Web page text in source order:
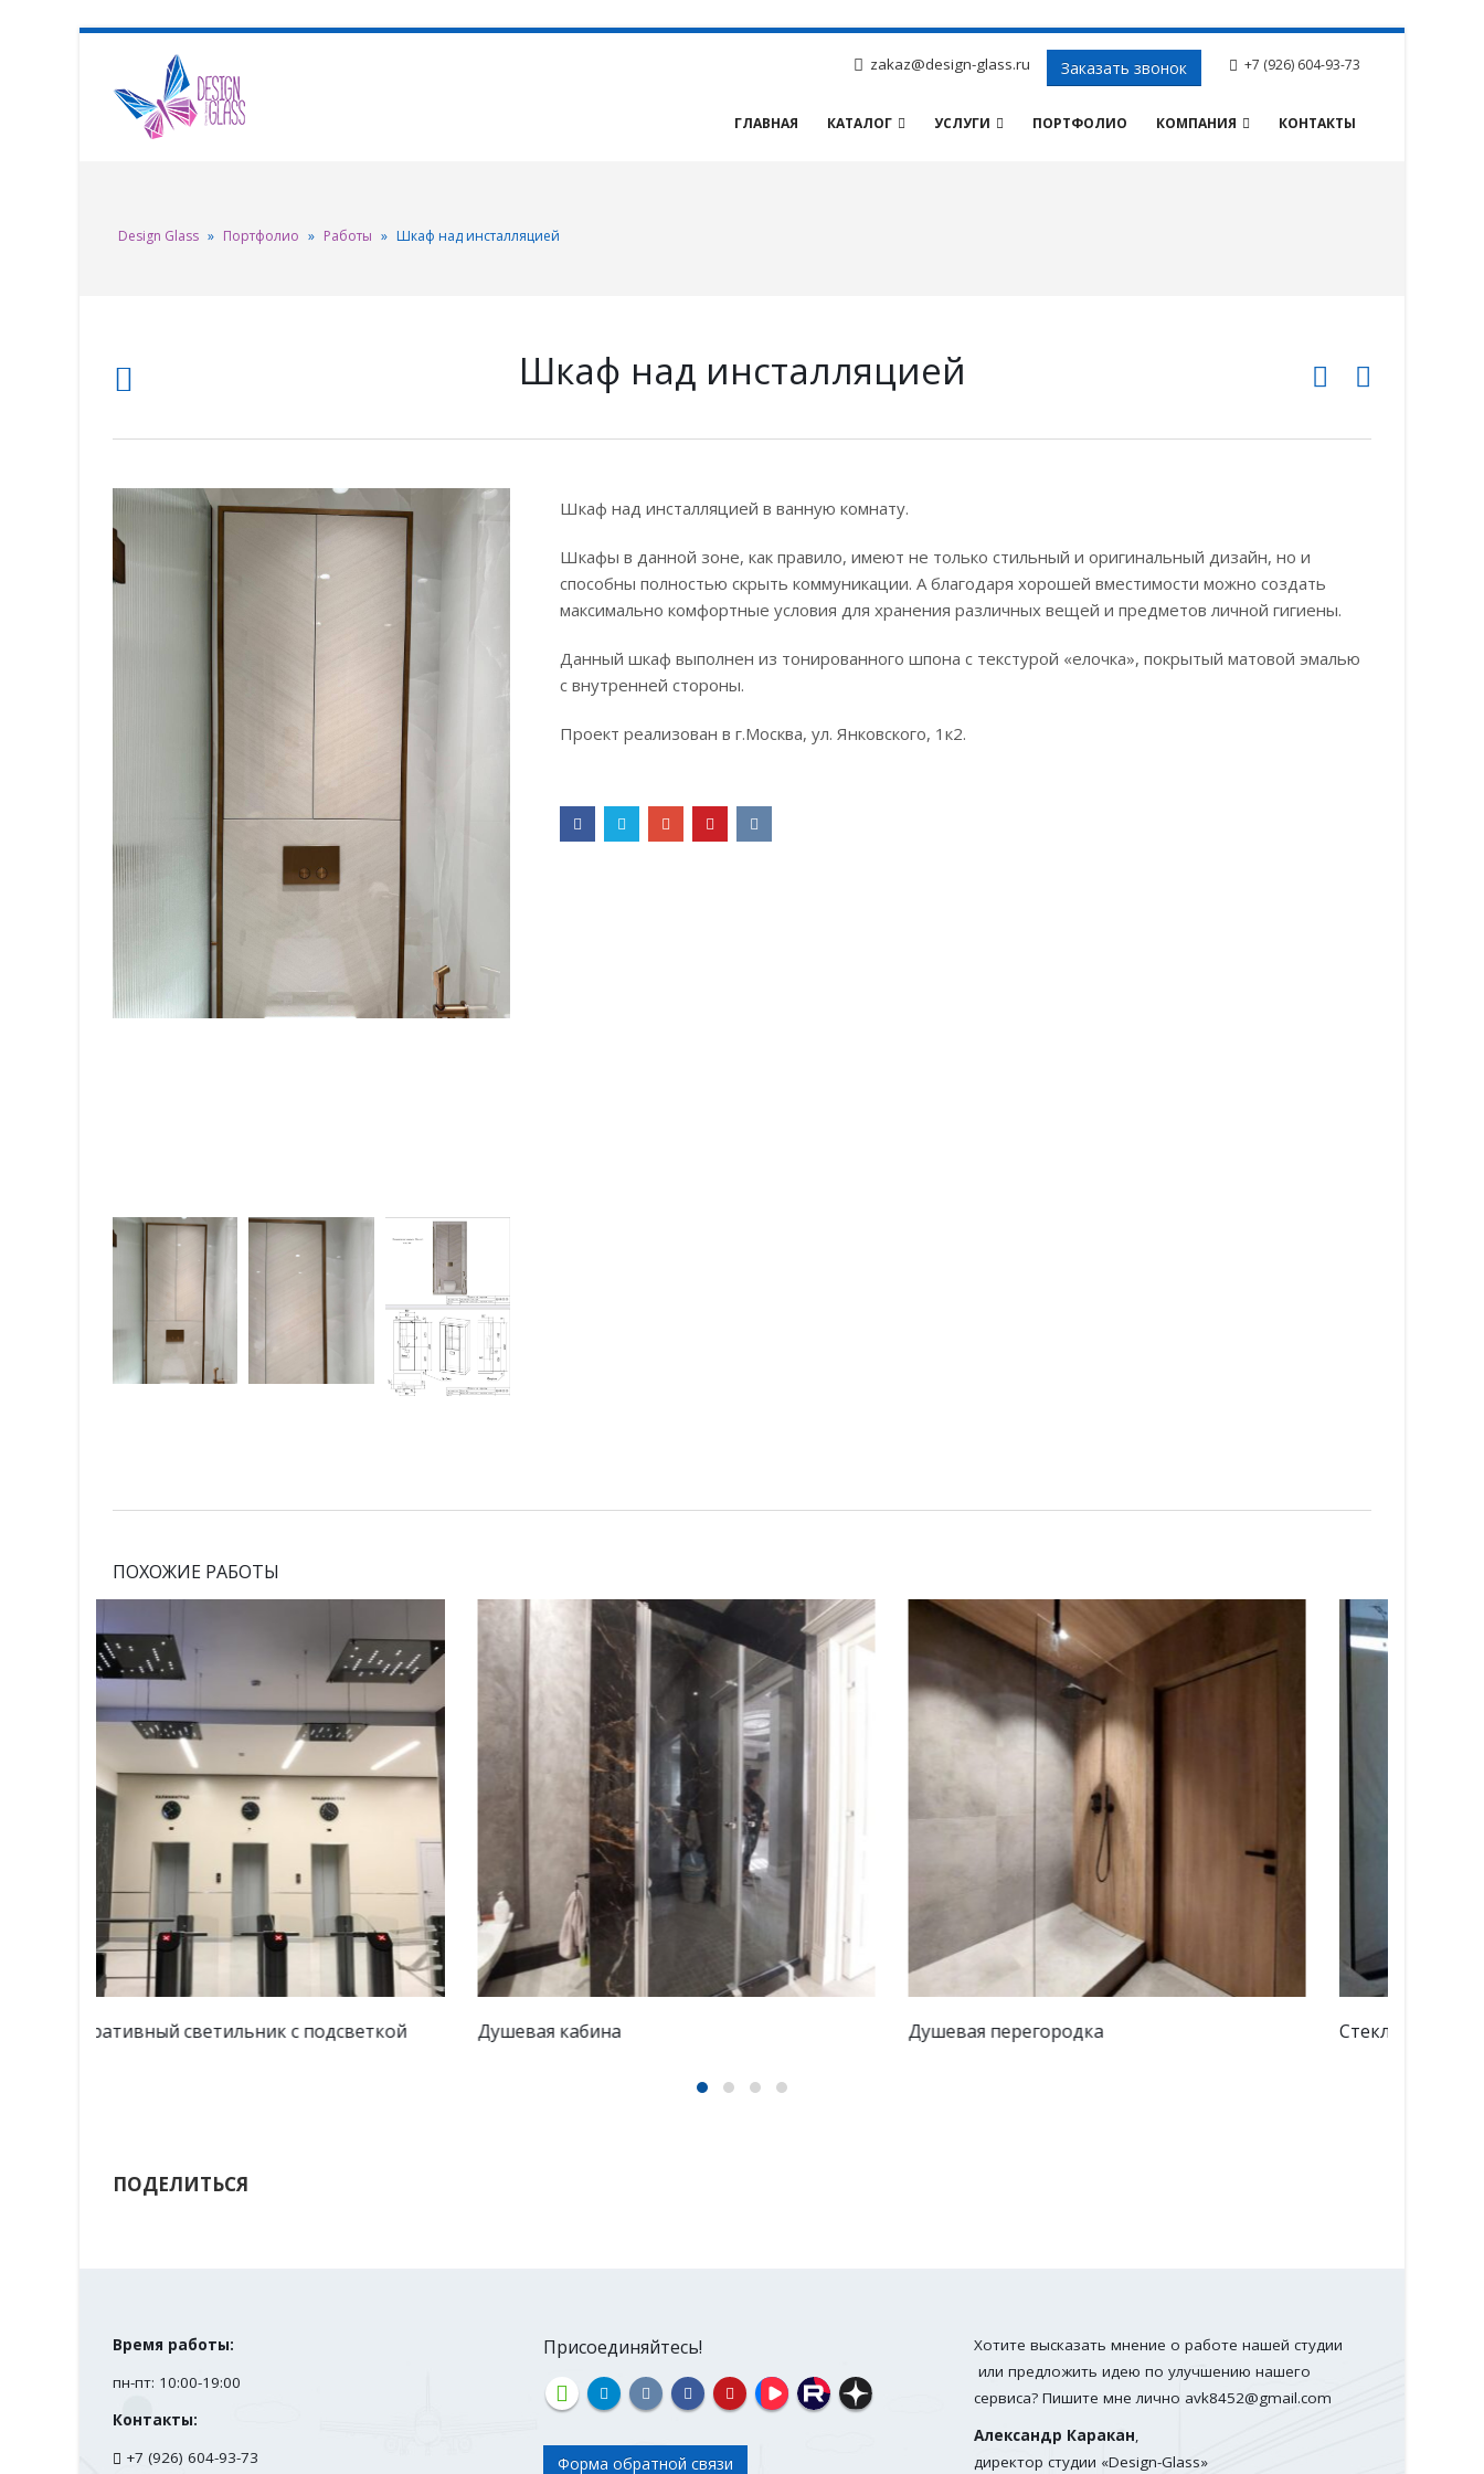
zakaz@design-glass.ru Заказать звонок +7 (926) 604-93-73
ГЛАВНАЯ КАТАЛОГ УСЛУГИ ПОРТФОЛИО КОМПАНИЯ КОНТАКТЫ
Design Glass » Портфолио » Работы » Шкаф над инсталляцией
Шкаф над инсталляцией
Шкаф над инсталляцией в ванную комнату.
Шкафы в данной зоне, как правило, имеют не только стильный и оригинальный дизайн, но и
способны полностью скрыть коммуникации. А благодаря хорошей вместимости можно создать
максимально комфортные условия для хранения различных вещей и предметов личной гигиены.
Данный шкаф выполнен из тонированного шпона с текстурой «елочка», покрытый матовой эмалью
с внутренней стороны.
Проект реализован в г.Москва, ул. Янковского, 1к2.
ПОХОЖИЕ РАБОТЫ
Душевая кабина Душевая перегородка Стеклянные перегородки в гостиной
ПОДЕЛИТЬСЯ
Время работы:
пн-пт: 10:00-19:00
Контакты:
+7 (926) 604-93-73
Присоединяйтесь!
Форма обратной связи
Хотите высказать мнение о работе нашей студии
или предложить идею по улучшению нашего
сервиса? Пишите мне лично avk8452@gmail.com
Александр Каракан,
директор студии «Design-Glass»